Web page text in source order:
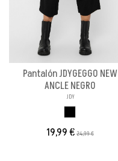
Pantalón JDYGEGGO NEW
ANCLE NEGRO
JDY
19,99 € 24,99 €